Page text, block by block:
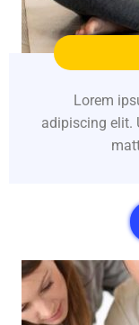
Lorem
adipiscing elit.